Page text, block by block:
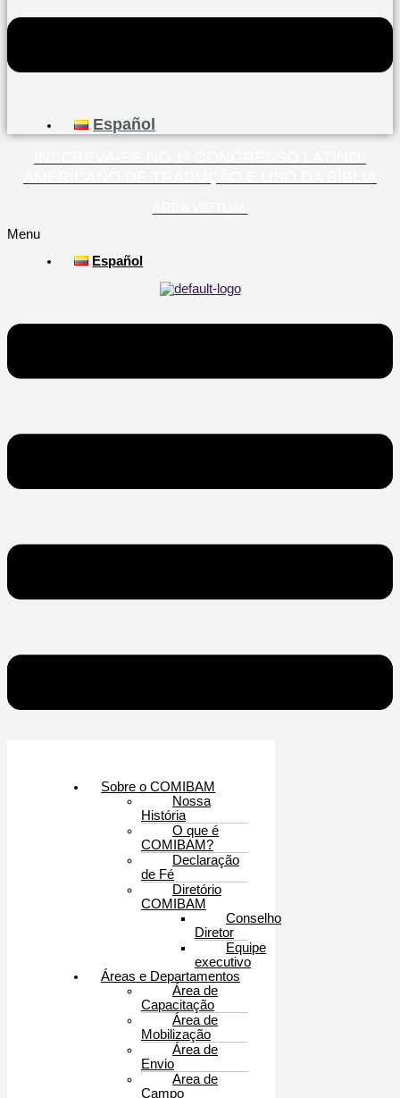
Español
Menu
Español
Sobre o COMIBAM
Nossa
História
O que é
COMIBAM?
Declaração
de Fé
Diretório
COMIBAM
Conselho
Diretor
Equipe
executivo
Áreas e Departamentos
Área de
Capacitação
Área de
Mobilização
Área de
Envio
Area de
Campo